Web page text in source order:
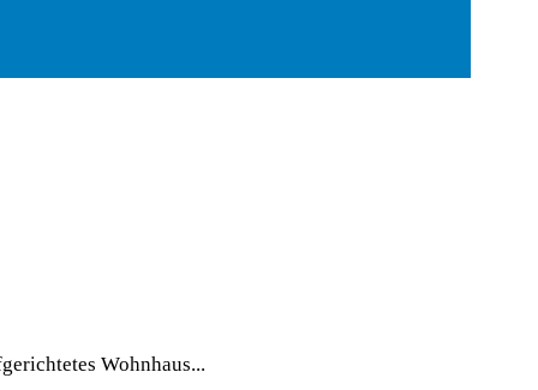
Wohnhaus...